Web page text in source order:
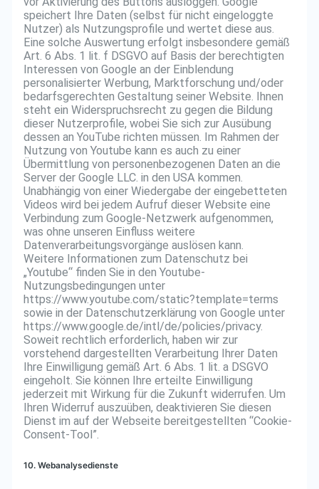
speichert Ihre Daten (selbst für nicht eingeloggte
Nutzer) als Nutzungsprofile und wertet diese aus.
Eine solche Auswertung erfolgt insbesondere gemäß
Art. 6 Abs. 1 lit. f DSGVO auf Basis der berechtigten
Interessen von Google an der Einblendung
personalisierter Werbung, Marktforschung und/oder
bedarfsgerechten Gestaltung seiner Website. Ihnen
steht ein Widerspruchsrecht zu gegen die Bildung
dieser Nutzerprofile, wobei Sie sich zur Ausübung
dessen an YouTube richten müssen. Im Rahmen der
Nutzung von Youtube kann es auch zu einer
Übermittlung von personenbezogenen Daten an die
Server der Google LLC. in den USA kommen.
Unabhängig von einer Wiedergabe der eingebetteten
Videos wird bei jedem Aufruf dieser Website eine
Verbindung zum Google-Netzwerk aufgenommen,
was ohne unseren Einfluss weitere
Datenverarbeitungsvorgänge auslösen kann.
Weitere Informationen zum Datenschutz bei
„Youtube“ finden Sie in den Youtube-
Nutzungsbedingungen unter
https://www.youtube.com/static?template=terms
sowie in der Datenschutzerklärung von Google unter
https://www.google.de/intl/de/policies/privacy.
Soweit rechtlich erforderlich, haben wir zur
vorstehend dargestellten Verarbeitung Ihrer Daten
Ihre Einwilligung gemäß Art. 6 Abs. 1 lit. a DSGVO
eingeholt. Sie können Ihre erteilte Einwilligung
jederzeit mit Wirkung für die Zukunft widerrufen. Um
Ihren Widerruf auszuüben, deaktivieren Sie diesen
Dienst im auf der Webseite bereitgestellten “Cookie-
Consent-Tool”.
10. Webanalysedienste